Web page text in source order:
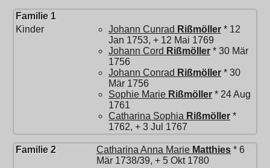
Familie 1
Kinder
Johann Cunrad Rißmöller * 12
Jan 1753, + 12 Mai 1769
Johann Cord Rißmöller * 30 Mär
1756
Johann Conrad Rißmöller * 30
Mär 1756
Sophie Marie Rißmöller * 24 Aug
1761
Catharina Sophia Rißmöller *
1762, + 3 Jul 1767
Familie 2 Catharina Anna Marie Matthies * 6
Mär 1738/39, + 5 Okt 1780